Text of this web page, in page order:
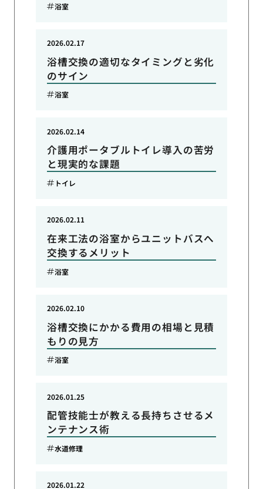
浴室
浴槽交換の適切なタイミングと劣化
のサイン
2026.02.17
浴室
介護用ポータブルトイレ導入の苦労
と現実的な課題
2026.02.14
トイレ
在来工法の浴室からユニットバスへ
交換するメリット
2026.02.11
浴室
浴槽交換にかかる費用の相場と見積
もりの見方
2026.02.10
浴室
配管技能士が教える長持ちさせるメ
ンテナンス術
2026.01.25
水道修理
2026.01.22